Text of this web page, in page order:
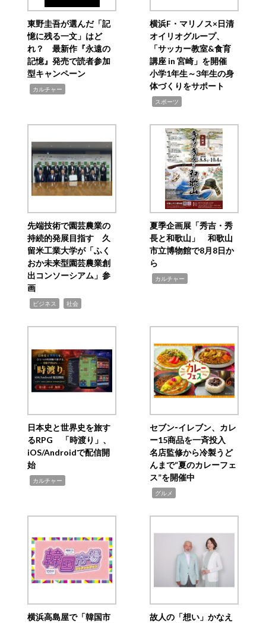
東野圭吾が選んだ「記
憶に残る一文」はど
れ？ 最新作『永遠の
記憶』発売で読者参加
型キャンペーン
カルチャー
横浜F・マリノス×日清
オイリオグループ、
「サッカー教室&食育
講座 in 宮崎」を開催
小学1年生～3年生の身
体づくりをサポート
スポーツ
先端技術で園芸農業の
持続的発展目指す 久
留米工業大学が「ふく
おか未来型園芸農業創
出コンソーシアム」参
画
ビジネス 社会
夏季企画展「秀吉・秀
長と和歌山」 和歌山
市立博物館で8月8日か
ら
カルチャー
日本史と世界史を旅す
るRPG 「時渡り」、
iOS/Androidで配信開
始
カルチャー
セブン‐イレブン、カレ
ー15商品を一斉投入
名店監修から冷製うど
んまで“夏のカレーフェ
ス”を開催中
グルメ
横浜高島屋で「韓国市
故人の「想い」かなえ